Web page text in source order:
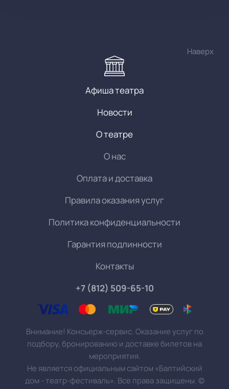
Наверх
Афиша театра
Новости
О театре
О нас
Оплата и доставка
Правила оказания услуг
Политика конфиденциальности
Гарантия подлинности
Контакты
+7 (812) 509-65-10
Внимание! Консьерж-сервис. Оказание услуг по
подбору, бронированию и доставке билетов на
мероприятия.
Не является официальным сайтом «Балтийский
дом - театр-фестиваль». Все права защищены.©